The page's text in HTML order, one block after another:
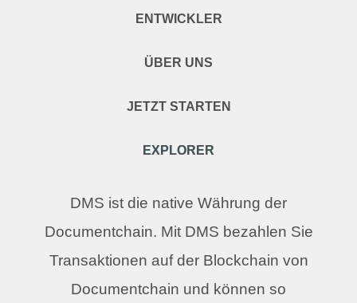
ENTWICKLER
ÜBER UNS
JETZT STARTEN
EXPLORER
DMS ist die native Währung der
Documentchain. Mit DMS bezahlen Sie
Transaktionen auf der Blockchain von
Documentchain und können so